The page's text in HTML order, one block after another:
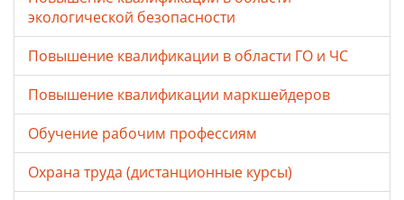
экологической безопасности
Повышение квалификации в области ГО и ЧС
Повышение квалификации маркшейдеров
Обучение рабочим профессиям
Охрана труда (дистанционные курсы)